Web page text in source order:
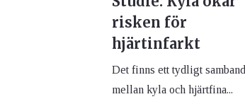
risken för
hjärtinfarkt
Det finns ett tydligt samband
mellan kyla och hjärtfina...